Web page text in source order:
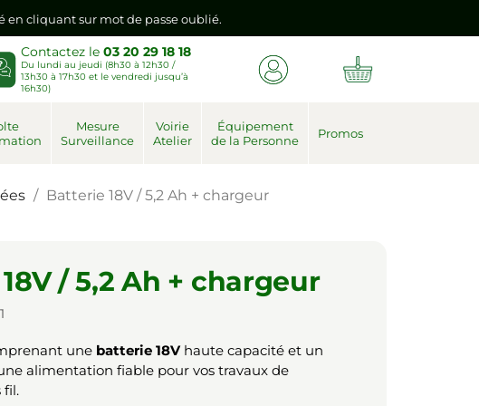
en cliquant sur mot de passe oublié.
à la première connexion vers votre nouvel espace client.
en cliquant sur mot de passe oublié.
Contactez le03 20 29 18 18
Du lundi au jeudi (8h30 à 12h30 /
13h30 à 17h30 et le vendredi jusqu’à
16h30)
Mesure
Surveillance
Voirie
Atelier
Équipement
de la Personne
Promos
Batterie 18V / 5,2 Ah + chargeur
/ 5,2 Ah + chargeur
une batterie 18Vhaute capacité et un
alimentation fiable pour vos travaux de
fil.